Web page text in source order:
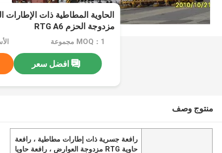
الحاوية المطاطية ذات الإطارات
مزدوجة الحزم RTG A6
MOQ：1 مجموعة
افضل سعر
منتوج وصف
رافعة جسرية ذات إطارات مطاطية ، رافعة
حاوية RTG مزدوجة العوارض ، رافعة حاويا